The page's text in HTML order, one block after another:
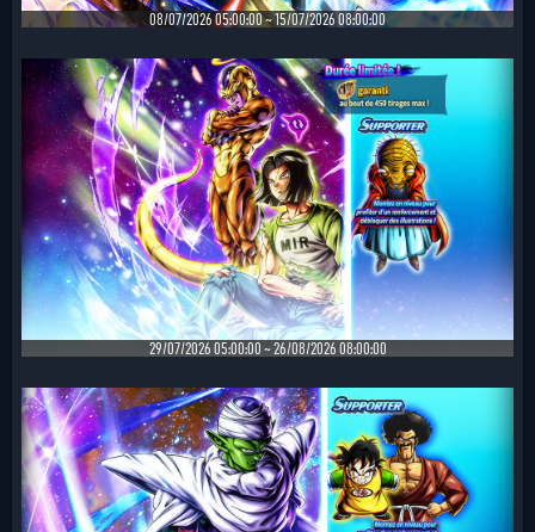
08/07/2026 05:00:00 ~ 15/07/2026 08:00:00
29/07/2026 05:00:00 ~ 26/08/2026 08:00:00